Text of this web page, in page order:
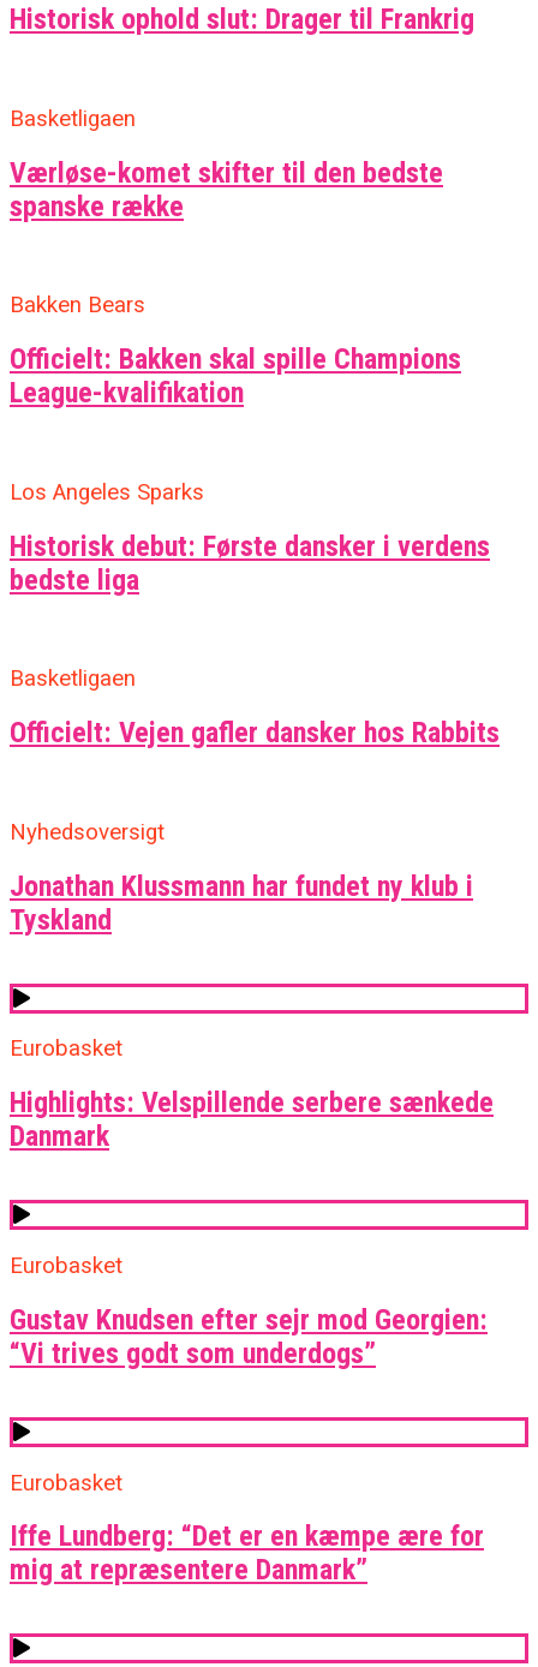
Historisk ophold slut: Drager til Frankrig
Basketligaen
Værløse-komet skifter til den bedste
spanske række
Bakken Bears
Officielt: Bakken skal spille Champions
League-kvalifikation
Los Angeles Sparks
Historisk debut: Første dansker i verdens
bedste liga
Basketligaen
Officielt: Vejen gafler dansker hos Rabbits
Nyhedsoversigt
Jonathan Klussmann har fundet ny klub i
Tyskland
Eurobasket
Highlights: Velspillende serbere sænkede
Danmark
Eurobasket
Gustav Knudsen efter sejr mod Georgien:
“Vi trives godt som underdogs”
Eurobasket
Iffe Lundberg: “Det er en kæmpe ære for
mig at repræsentere Danmark”